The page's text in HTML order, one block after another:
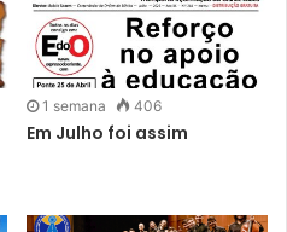
1 semana 406
Em Julho foi assim